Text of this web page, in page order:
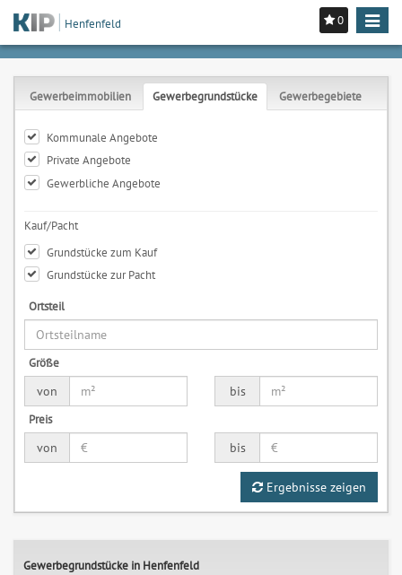
0
Toggle
Henfenfeld
Gewerbeimmobilien Gewerbegrundstücke Gewerbegebiete
Kommunale Angebote
Private Angebote
Gewerbliche Angebote
Kauf/Pacht
Grundstücke zum Kauf
Grundstücke zur Pacht
Ortsteil
Größe
von
bis
Preis
von
bis
Ergebnisse zeigen
Gewerbegrundstücke in Henfenfeld